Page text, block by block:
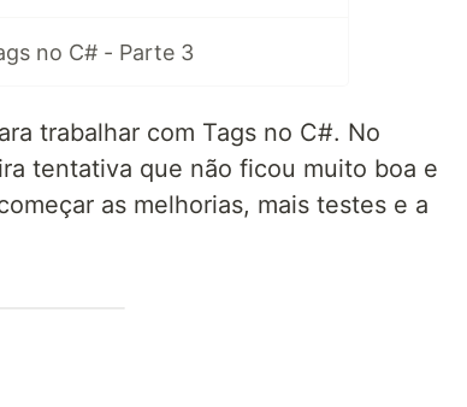
no C# - Parte 3
trabalhar com Tags no C#. No
tentativa que não ficou muito boa e
as melhorias, mais testes e a